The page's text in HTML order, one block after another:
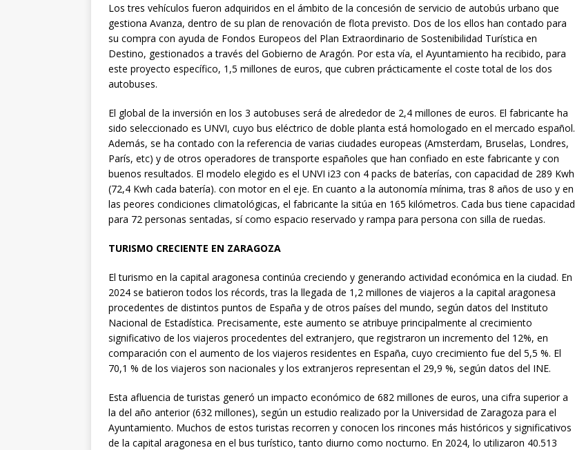
Los tres vehículos fueron adquiridos en el ámbito de la concesión de servicio de autobús urbano que
gestiona Avanza, dentro de su plan de renovación de flota previsto. Dos de los ellos han contado para
su compra con ayuda de Fondos Europeos del Plan Extraordinario de Sostenibilidad Turística en
Destino, gestionados a través del Gobierno de Aragón. Por esta vía, el Ayuntamiento ha recibido, para
este proyecto específico, 1,5 millones de euros, que cubren prácticamente el coste total de los dos
autobuses.
El global de la inversión en los 3 autobuses será de alrededor de 2,4 millones de euros. El fabricante ha
sido seleccionado es UNVI, cuyo bus eléctrico de doble planta está homologado en el mercado español.
Además, se ha contado con la referencia de varias ciudades europeas (Amsterdam, Bruselas, Londres,
París, etc) y de otros operadores de transporte españoles que han confiado en este fabricante y con
buenos resultados. El modelo elegido es el UNVI i23 con 4 packs de baterías, con capacidad de 289 Kwh
(72,4 Kwh cada batería). con motor en el eje. En cuanto a la autonomía mínima, tras 8 años de uso y en
las peores condiciones climatológicas, el fabricante la sitúa en 165 kilómetros. Cada bus tiene capacidad
para 72 personas sentadas, sí como espacio reservado y rampa para persona con silla de ruedas.
TURISMO CRECIENTE EN ZARAGOZA
El turismo en la capital aragonesa continúa creciendo y generando actividad económica en la ciudad. En
2024 se batieron todos los récords, tras la llegada de 1,2 millones de viajeros a la capital aragonesa
procedentes de distintos puntos de España y de otros países del mundo, según datos del Instituto
Nacional de Estadística. Precisamente, este aumento se atribuye principalmente al crecimiento
significativo de los viajeros procedentes del extranjero, que registraron un incremento del 12%, en
comparación con el aumento de los viajeros residentes en España, cuyo crecimiento fue del 5,5 %. El
70,1 % de los viajeros son nacionales y los extranjeros representan el 29,9 %, según datos del INE.
Esta afluencia de turistas generó un impacto económico de 682 millones de euros, una cifra superior a
la del año anterior (632 millones), según un estudio realizado por la Universidad de Zaragoza para el
Ayuntamiento. Muchos de estos turistas recorren y conocen los rincones más históricos y significativos
de la capital aragonesa en el bus turístico, tanto diurno como nocturno. En 2024, lo utilizaron 40.513